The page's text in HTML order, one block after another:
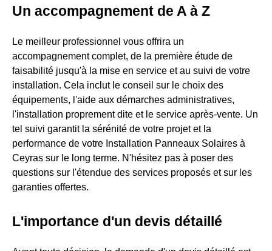
Un accompagnement de A à Z
Le meilleur professionnel vous offrira un
accompagnement complet, de la première étude de
faisabilité jusqu'à la mise en service et au suivi de votre
installation. Cela inclut le conseil sur le choix des
équipements, l'aide aux démarches administratives,
l'installation proprement dite et le service après-vente. Un
tel suivi garantit la sérénité de votre projet et la
performance de votre Installation Panneaux Solaires à
Ceyras sur le long terme. N'hésitez pas à poser des
questions sur l'étendue des services proposés et sur les
garanties offertes.
L'importance d'un devis détaillé